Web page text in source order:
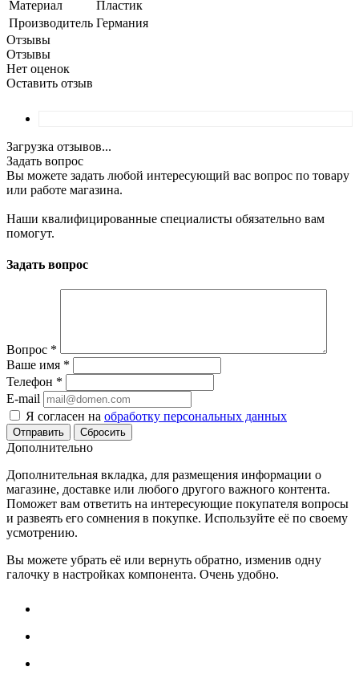
Материал
Пластик
Производитель Германия
Отзывы
Отзывы
Нет оценок
Оставить отзыв
Загрузка отзывов...
Задать вопрос
Вы можете задать любой интересующий вас вопрос по товару
или работе магазина.
Наши квалифицированные специалисты обязательно вам
помогут.
Задать вопрос
Вопрос *
Ваше имя *
Телефон *
E-mail
Я согласен на обработку персональных данных
Сбросить
Дополнительно
Дополнительная вкладка, для размещения информации о
магазине, доставке или любого другого важного контента.
Поможет вам ответить на интересующие покупателя вопросы
и развеять его сомнения в покупке. Используйте её по своему
усмотрению.
Вы можете убрать её или вернуть обратно, изменив одну
галочку в настройках компонента. Очень удобно.